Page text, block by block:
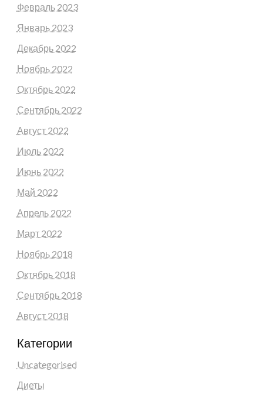
Февраль 2023
Январь 2023
Декабрь 2022
Ноябрь 2022
Октябрь 2022
Сентябрь 2022
Август 2022
Июль 2022
Июнь 2022
Май 2022
Апрель 2022
Март 2022
Ноябрь 2018
Октябрь 2018
Сентябрь 2018
Август 2018
Категории
Uncategorised
Диеты